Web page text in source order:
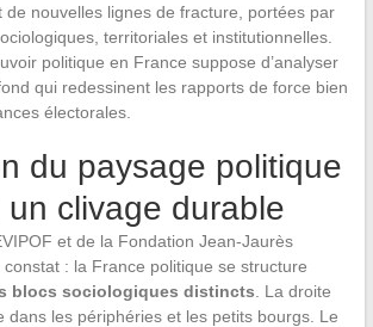
de nouvelles lignes de fracture, portées par
territoriales et institutionnelles.
politique en France suppose d’analyser
qui redessinent les rapports de force bien
électorales.
du paysage politique
clivage durable
et de la Fondation Jean-Jaurès
: la France politique se structure
blocs sociologiques distincts . La droite
dans les périphéries et les petits bourgs. Le